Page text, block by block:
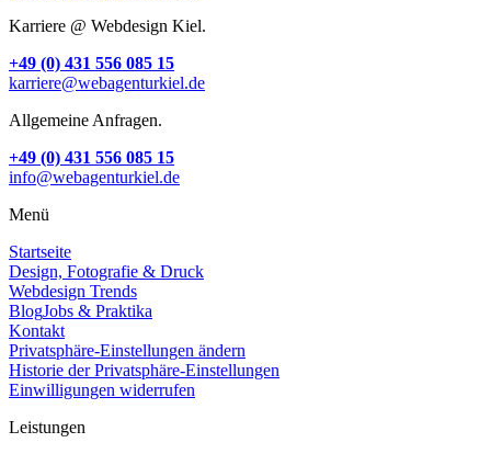
Karriere @ Webdesign Kiel.
+49 (0) 431 556 085 15
karriere@webagenturkiel.de
Allgemeine Anfragen.
+49 (0) 431 556 085 15
info@webagenturkiel.de
Menü
Startseite
Design, Fotografie & Druck
Webdesign Trends
BlogJobs & Praktika
Kontakt
Privatsphäre-Einstellungen ändern
Historie der Privatsphäre-Einstellungen
Einwilligungen widerrufen
Leistungen